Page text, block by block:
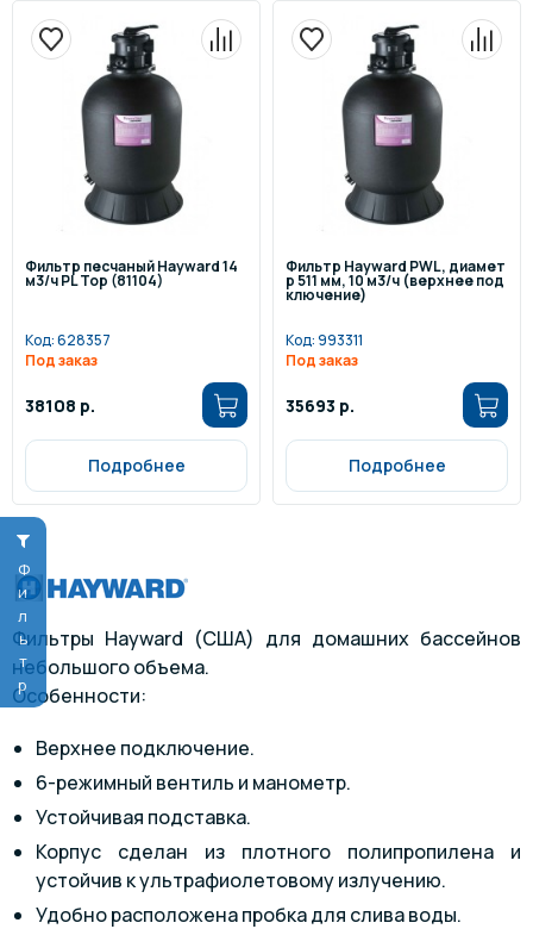
Фильтр
Фильтр песчаный Hayward 14
м3/ч PL Top (81104)
Код:628357
Под заказ
38108 р.
Подробнее
Фильтр Hayward PWL, диамет
р 511 мм, 10 м3/ч (верхнее под
ключение)
Код:993311
Под заказ
35693 р.
Подробнее
Фильтры Hayward (США) для домашних бассейнов
небольшого объема.
Особенности:
Верхнее подключение.
6-режимный вентиль и манометр.
Устойчивая подставка.
Корпус сделан из плотного полипропилена и
устойчив к ультрафиолетовому излучению.
Удобно расположена пробка для слива воды.